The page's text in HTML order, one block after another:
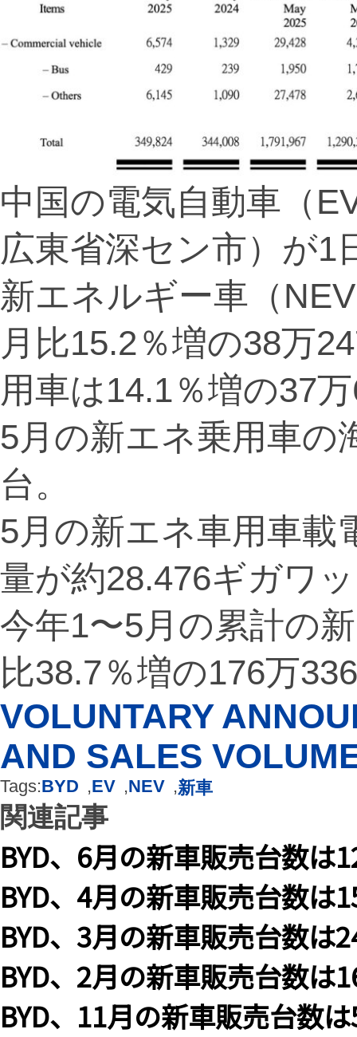
中国の電気自動車（
広東省深セン市）が1
新エネルギー車（
月比15.2％増の38万
用車は14.1％増の37
5月の新エネ乗用車の
台。
5月の新エネ車用車載
量が約28.476ギガワ
今年1〜5月の累計の
比38.7％増の176万
VOLUNTARY
AND SALES
Tags:BYD ,EV ,NEV ,新車
関連記事
BYD、6月の新車販売台数は
BYD、4月の新車販売台数は
BYD、3月の新車販売台数は
BYD、2月の新車販売台数は
BYD、11月の新車販売台数